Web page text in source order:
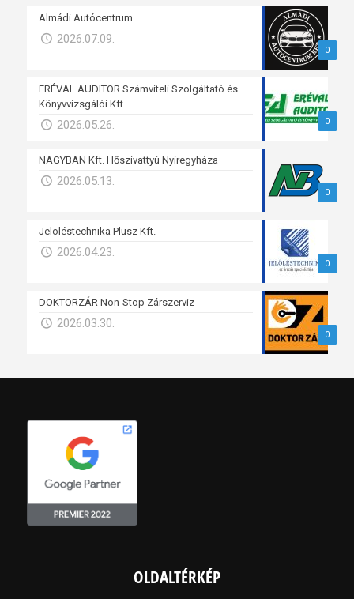
0
Almádi Autócentrum
2026.07.09.
0
ERÉVAL AUDITOR Számviteli Szolgáltató és
Könyvvizsgálói Kft.
2026.05.26.
0
NAGYBAN Kft. Hőszivattyú Nyíregyháza
2026.05.13.
0
Jelöléstechnika Plusz Kft.
2026.04.23.
0
DOKTORZÁR Non-Stop Zárszerviz
2026.03.30.
OLDALTÉRKÉP